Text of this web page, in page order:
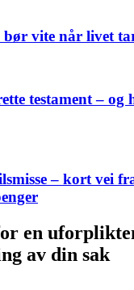
vite når livet
testament – og
– kort vei
en
av din sak